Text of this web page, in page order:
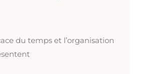
du temps et l’organisation